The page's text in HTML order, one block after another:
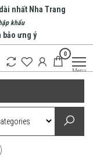
nhất Nha Trang
khẩu
bảo ưng ý
0
Menu